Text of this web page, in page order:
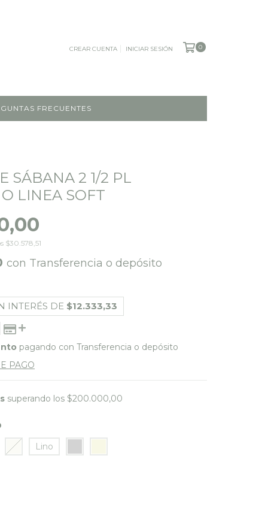
CREAR CUENTA INICIAR SESIÓN 0
FRECUENTES
SÁBANA 2 1/2 PL
LINEA SOFT
$30.578,51
con Transferencia o depósito
INTERÉS DE $12.333,33
pagando con Transferencia o depósito
PAGO
superando los $200.000,00
Lino